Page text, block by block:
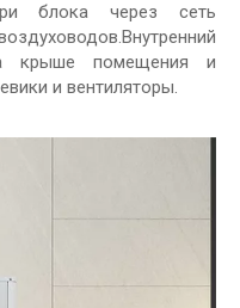
блока через сеть
крыше помещения и
и вентиляторы.